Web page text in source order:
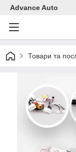
Advance Auto
Товари та